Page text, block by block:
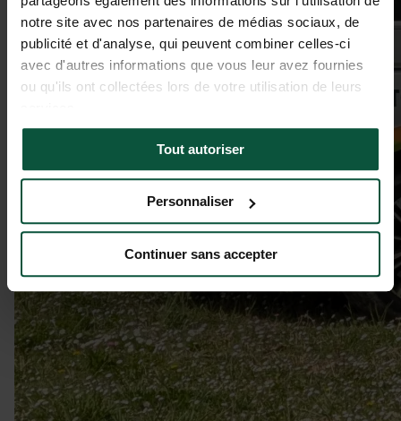
notre site avec nos partenaires de médias sociaux, de
publicité et d'analyse, qui peuvent combiner celles-ci
avec d'autres informations que vous leur avez fournies
ou qu'ils ont collectées lors de votre utilisation de leurs
Tout autoriser
Personnaliser
Continuer sans accepter